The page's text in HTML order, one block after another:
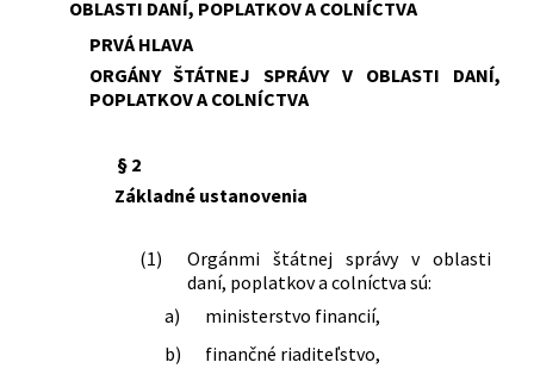
OBLASTI DANÍ, POPLATKOV A COLNÍCTVA
PRVÁ HLAVA
ORGÁNY ŠTÁTNEJ SPRÁVY V OBLASTI DANÍ,
POPLATKOV A COLNÍCTVA
§ 2
Základné ustanovenia
(1)
Orgánmi štátnej správy v oblasti
daní, poplatkov a colníctva sú:
a)
ministerstvo financií,
b)
finančné riaditeľstvo,